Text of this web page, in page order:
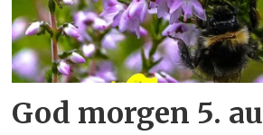
God morgen 5.